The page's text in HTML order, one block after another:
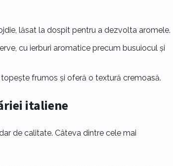
lăsat la dospit pentru a dezvolta aromele.
cu ierburi aromatice precum busuiocul și
frumos și oferă o textură cremoasă.
italiene
de calitate. Câteva dintre cele mai